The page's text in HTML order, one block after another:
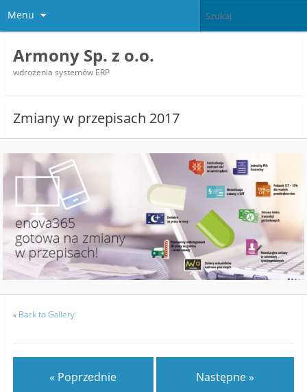
Menu
Armony Sp. z o.o.
wdrożenia systemów ERP
Zmiany w przepisach 2017
« Back to Gallery
« Poprzednie Następne »